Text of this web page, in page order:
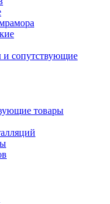
и сопутствующие
товары